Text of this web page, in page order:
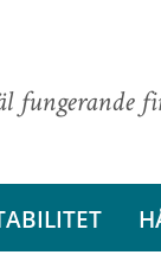
fungerande